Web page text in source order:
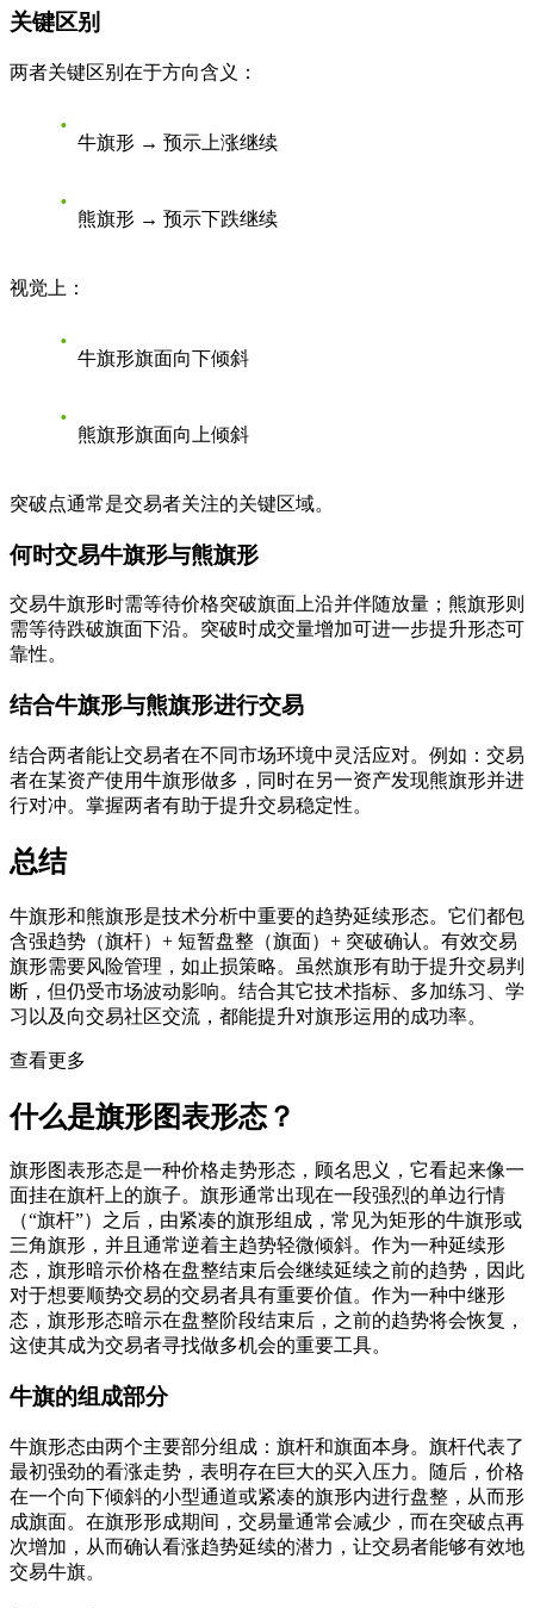
关键区别
两者关键区别在于方向含义：
牛旗形 → 预示上涨继续
熊旗形 → 预示下跌继续
视觉上：
牛旗形旗面向下倾斜
熊旗形旗面向上倾斜
突破点通常是交易者关注的关键区域。
何时交易牛旗形与熊旗形
交易牛旗形时需等待价格突破旗面上沿并伴随放量；熊旗形则
需等待跌破旗面下沿。突破时成交量增加可进一步提升形态可
靠性。
结合牛旗形与熊旗形进行交易
结合两者能让交易者在不同市场环境中灵活应对。例如：交易
者在某资产使用牛旗形做多，同时在另一资产发现熊旗形并进
行对冲。掌握两者有助于提升交易稳定性。
总结
牛旗形和熊旗形是技术分析中重要的趋势延续形态。它们都包
含强趋势（旗杆）+ 短暂盘整（旗面）+ 突破确认。有效交易
旗形需要风险管理，如止损策略。虽然旗形有助于提升交易判
断，但仍受市场波动影响。结合其它技术指标、多加练习、学
习以及向交易社区交流，都能提升对旗形运用的成功率。
查看更多
什么是旗形图表形态？
旗形图表形态是一种价格走势形态，顾名思义，它看起来像一
面挂在旗杆上的旗子。旗形通常出现在一段强烈的单边行情
（“旗杆”）之后，由紧凑的旗形组成，常见为矩形的牛旗形或
三角旗形，并且通常逆着主趋势轻微倾斜。作为一种延续形
态，旗形暗示价格在盘整结束后会继续延续之前的趋势，因此
对于想要顺势交易的交易者具有重要价值。作为一种中继形
态，旗形形态暗示在盘整阶段结束后，之前的趋势将会恢复，
这使其成为交易者寻找做多机会的重要工具。
牛旗的组成部分
牛旗形态由两个主要部分组成：旗杆和旗面本身。旗杆代表了
最初强劲的看涨走势，表明存在巨大的买入压力。随后，价格
在一个向下倾斜的小型通道或紧凑的旗形内进行盘整，从而形
成旗面。在旗形形成期间，交易量通常会减少，而在突破点再
次增加，从而确认看涨趋势延续的潜力，让交易者能够有效地
交易牛旗。